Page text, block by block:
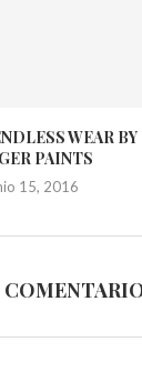
WEAR BY
PAINTS
15, 2016